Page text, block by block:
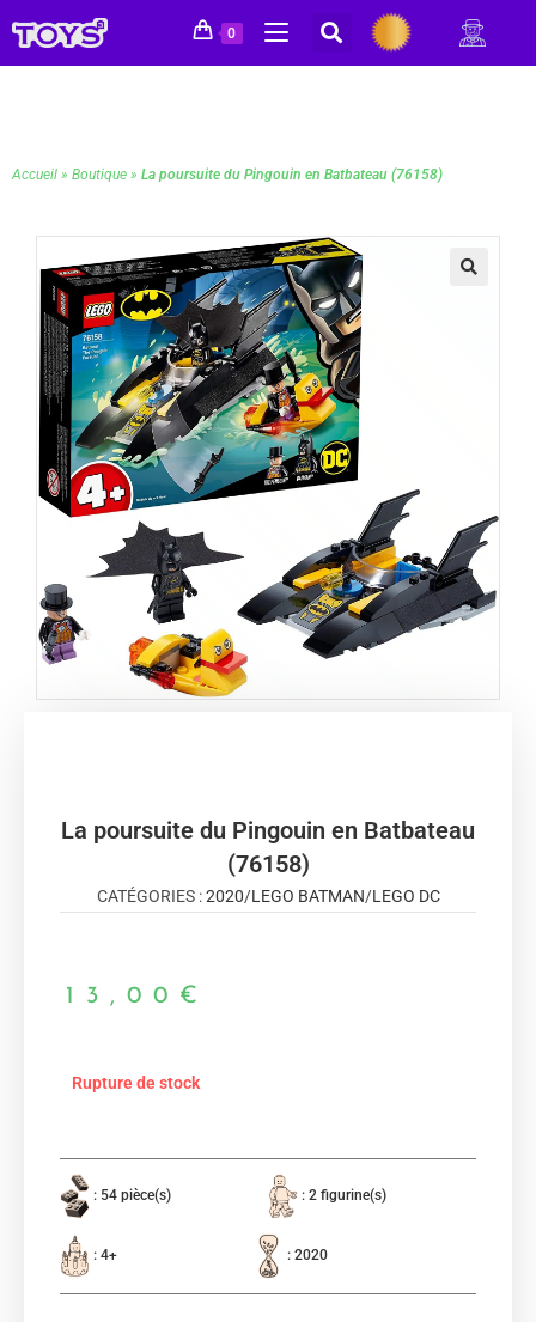
0
Accueil » Boutique » La poursuite du Pingouin en Batbateau (76158)
La poursuite du Pingouin en Batbateau
(76158)
CATÉGORIES :2020/LEGO BATMAN/LEGO DC
13,00 €
Rupture de stock
: 54 pièce(s) : 2 figurine(s)
: 4+ : 2020